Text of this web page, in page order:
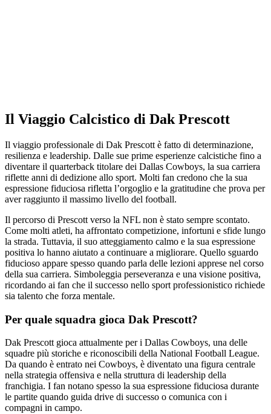
Il Viaggio Calcistico di Dak Prescott
Il viaggio professionale di Dak Prescott è fatto di determinazione,
resilienza e leadership. Dalle sue prime esperienze calcistiche fino a
diventare il quarterback titolare dei Dallas Cowboys, la sua carriera
riflette anni di dedizione allo sport. Molti fan credono che la sua
espressione fiduciosa rifletta l’orgoglio e la gratitudine che prova per
aver raggiunto il massimo livello del football.
Il percorso di Prescott verso la NFL non è stato sempre scontato.
Come molti atleti, ha affrontato competizione, infortuni e sfide lungo
la strada. Tuttavia, il suo atteggiamento calmo e la sua espressione
positiva lo hanno aiutato a continuare a migliorare. Quello sguardo
fiducioso appare spesso quando parla delle lezioni apprese nel corso
della sua carriera. Simboleggia perseveranza e una visione positiva,
ricordando ai fan che il successo nello sport professionistico richiede
sia talento che forza mentale.
Per quale squadra gioca Dak Prescott?
Dak Prescott gioca attualmente per i Dallas Cowboys, una delle
squadre più storiche e riconoscibili della National Football League.
Da quando è entrato nei Cowboys, è diventato una figura centrale
nella strategia offensiva e nella struttura di leadership della
franchigia. I fan notano spesso la sua espressione fiduciosa durante
le partite quando guida drive di successo o comunica con i
compagni in campo.